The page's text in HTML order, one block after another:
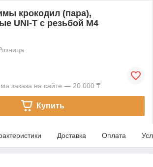
крокодил (пара),
UNI-T с резьбой M4
заказа на сайте — 20 000 ₸
Купить
Доставка Оплата